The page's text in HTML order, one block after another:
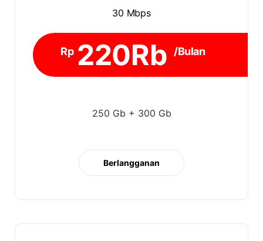
30 Mbps
Rp 220Rb /Bulan
250 Gb + 300 Gb
Berlangganan